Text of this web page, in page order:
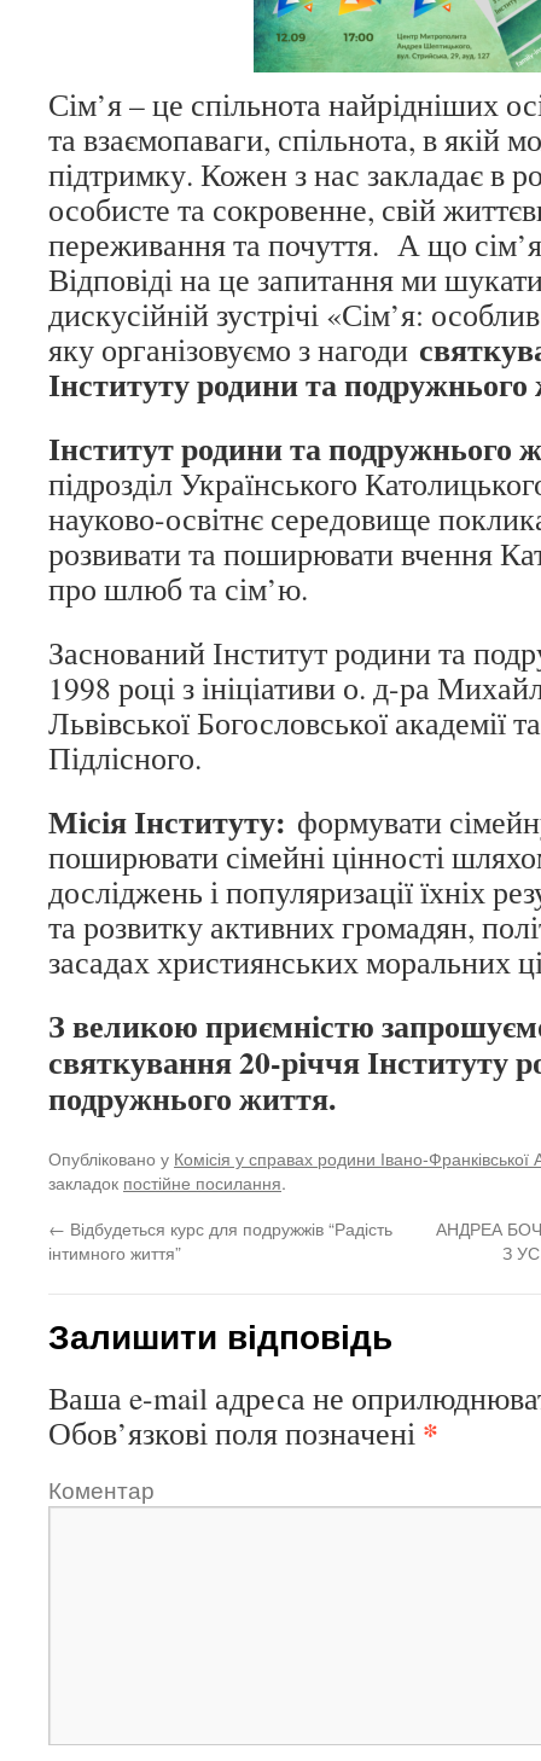
Сім’я – це спільнота найрідніших
та взаємопаваги, спільнота, в якій
підтримку. Кожен з нас закладає в
особисте та сокровенне, свій
переживання та почуття. А що
Відповіді на це запитання ми
дискусійній зустрічі «Сім’я:
яку організовуємо з нагоди
Інституту родини та
Інститут родини та подружнього
підрозділ Українського
науково-освітнє середовище
розвивати та поширювати вчення
про шлюб та сім’ю.
Заснований Інститут родини та
1998 році з ініціативи о. д-ра
Львівської Богословської академії
Підлісного.
Місія Інституту: формувати
поширювати сімейні цінності
досліджень і популяризації їхніх
та розвитку активних громадян,
засадах християнських моральних
З великою приємністю
святкування 20-річчя Інституту
подружнього життя.
Опубліковано у Комісія у справах родини Івано-Франківської
закладок постійне посилання.
← Відбудеться курс для подружжів “Радість
інтимного життя”
АНДРЕА
З
Залишити відповідь
Ваша e-mail адреса не
Обов’язкові поля позначені *
Коментар